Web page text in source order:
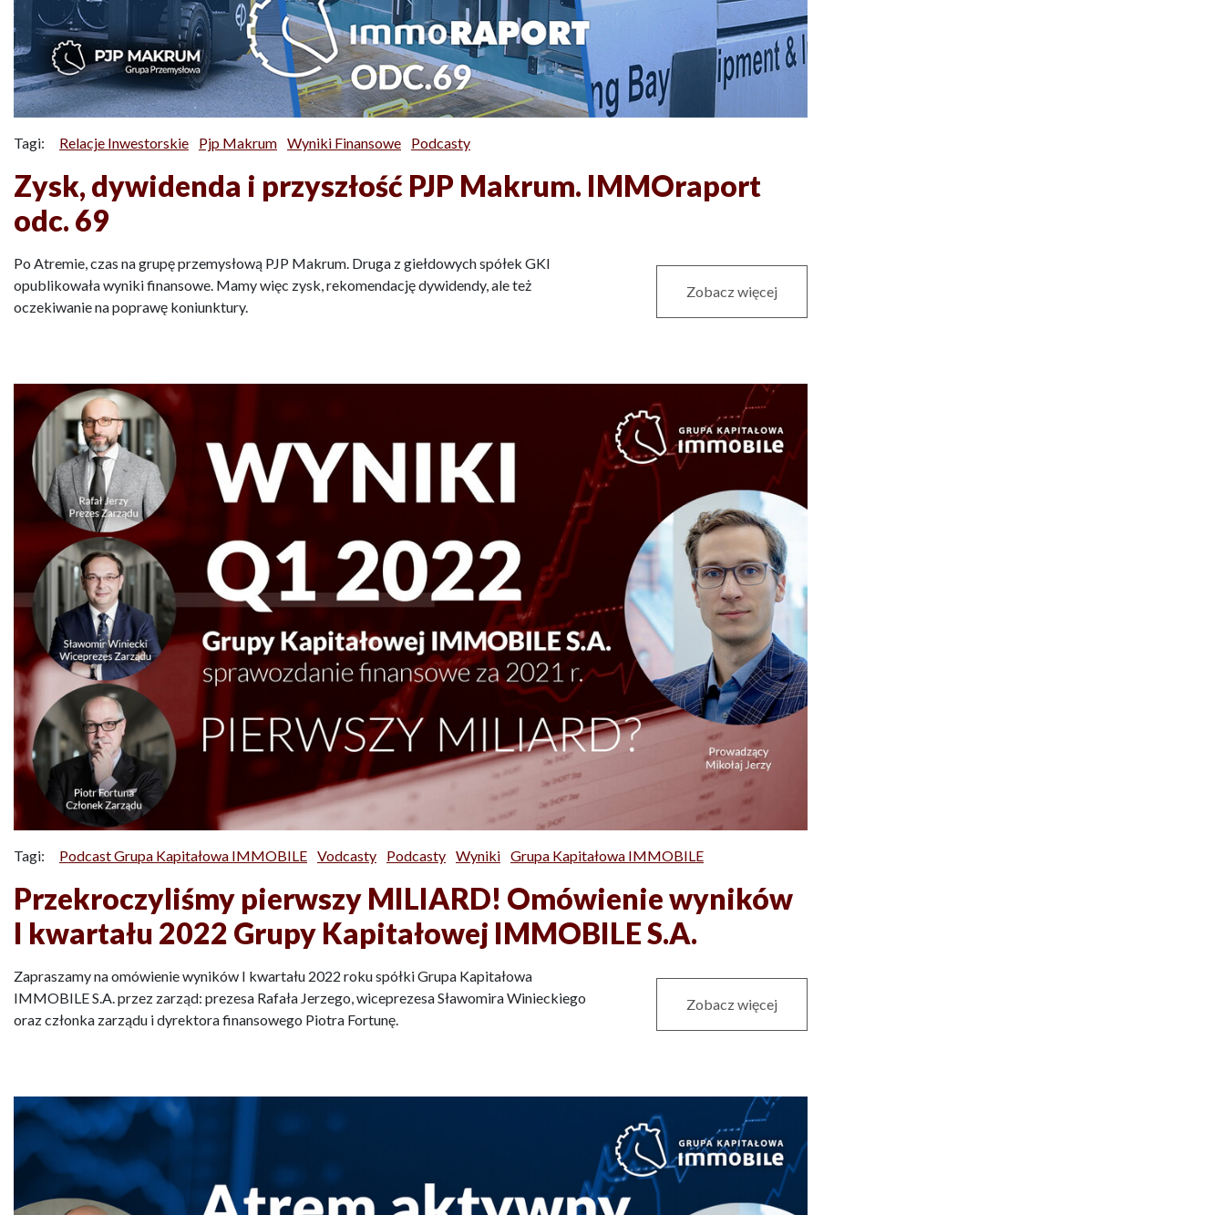
Tagi: Relacje Inwestorskie Pjp Makrum Wyniki Finansowe Podcasty
Zysk, dywidenda i przyszłość PJP Makrum. IMMOraport
odc. 69
Po Atremie, czas na grupę przemysłową PJP Makrum. Druga z giełdowych spółek GKI
opublikowała wyniki finansowe. Mamy więc zysk, rekomendację dywidendy, ale też
oczekiwanie na poprawę koniunktury.
Zobacz więcej
Tagi: Podcast Grupa Kapitałowa IMMOBILE Vodcasty Podcasty Wyniki Grupa Kapitałowa IMMOBILE
Przekroczyliśmy pierwszy MILIARD! Omówienie wyników
I kwartału 2022 Grupy Kapitałowej IMMOBILE S.A.
Zapraszamy na omówienie wyników I kwartału 2022 roku spółki Grupa Kapitałowa
IMMOBILE S.A. przez zarząd: prezesa Rafała Jerzego, wiceprezesa Sławomira Winieckiego
oraz członka zarządu i dyrektora finansowego Piotra Fortunę.
Zobacz więcej